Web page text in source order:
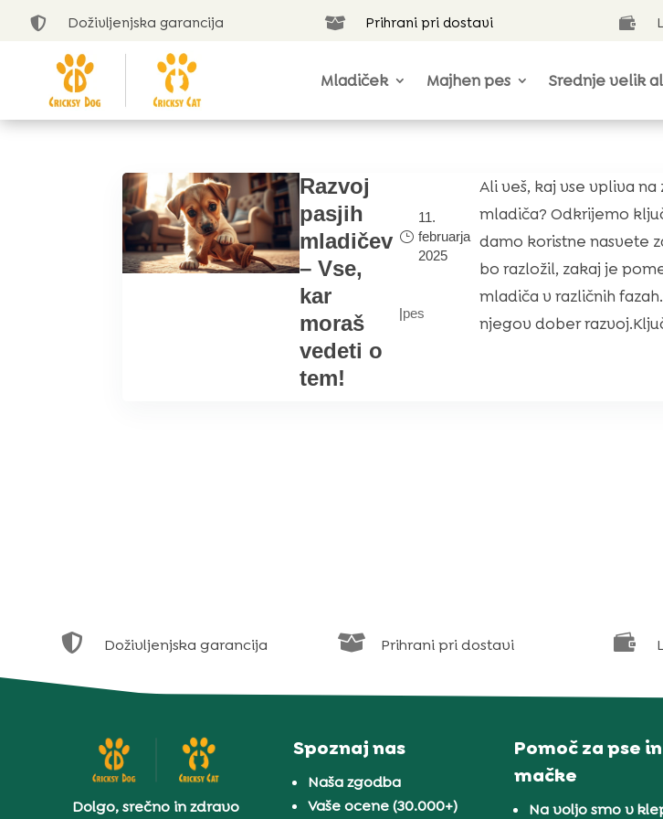
 Doživljenjska garancija  Prihrani pri dostavi 
Mladiček Majhen pes Srednje velik
Razvoj
pasjih
mladičev
– Vse,
kar
moraš
vedeti o
tem!
11.
februarja
2025
|pes
Ali veš, kaj vse vpliva
mladiča? Odkrijemo
damo koristne nasvete
bo razložil, zakaj je
mladiča v različnih
njegov dober
 Doživljenjska garancija  Prihrani pri dostavi 
Dolgo, srečno in zdravo
Spoznaj nas
Naša zgodba
Vaše ocene (30.000+)
Pomoč za pse in
mačke
Na voljo smo v